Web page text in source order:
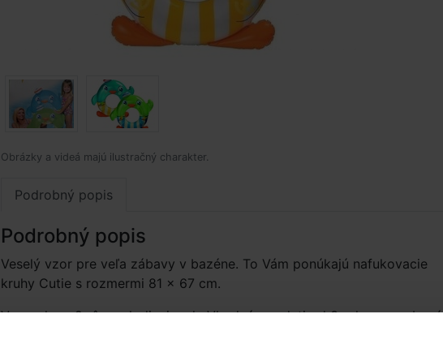
Obrázky a videá majú ilustračný charakter.
Podrobný popis
Podrobný popis
Veselý vzor pre veľa zábavy v bazéne. To Vám ponúkajú nafukovacie
kruhy Cutie s rozmermi 81 × 67 cm.
V ponuke v 2 rôznych dizajnoch. Vhodné pre deti od 3 rokov.